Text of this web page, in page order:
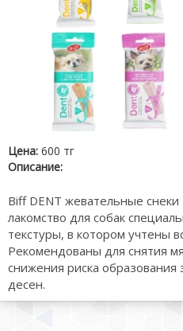
Цена: 600 тг
Описание:
Biff DENT жевательные
лакомство для собак
текстуры, в котором учтены
Рекомендованы для снятия
снижения риска образования
десен.